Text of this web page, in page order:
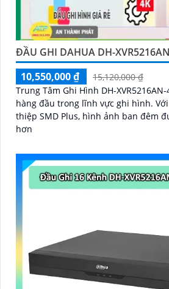
ĐẦU GHI DAHUA DH-
10,550,000 ₫
15,120,000 ₫
Trung Tâm Ghi Hình DH-
hàng đầu trong lĩnh vực ghi hình. Với nguồn cấp can
thiệp SMD Plus, hình ảnh ban đêm
hơn